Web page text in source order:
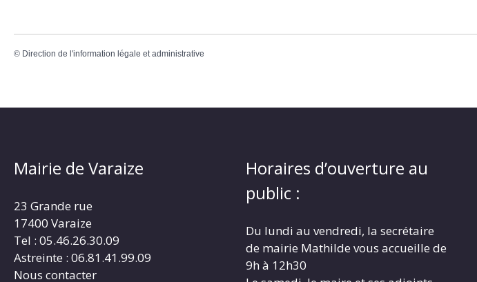
© Direction de l'information légale et administrative
Mairie de Varaize
23 Grande rue
17400 Varaize
Tel : 05.46.26.30.09
Astreinte : 06.81.41.99.09
Nous contacter
Horaires d’ouverture au
public :
Du lundi au vendredi, la secrétaire
de mairie Mathilde vous accueille de
9h à 12h30